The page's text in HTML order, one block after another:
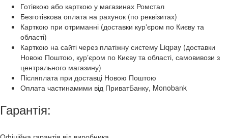
Готівкою або карткою у магазинах Ромстал
Безготівкова оплата на рахунок (по реквізитах)
Карткою при отриманні (доставки курʼєром по Києву та
області)
Карткою на сайті через платіжну систему Liqpay (доставки
Новою Поштою, курʼєром по Києву та області, самовивози з
центрального магазину)
Післяплата при доставці Новою Поштою
Оплата частинамими від ПриватБанку, Monobank
Гарантія: